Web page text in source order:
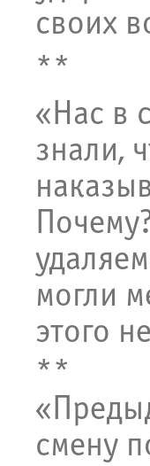
своих
**
«Нас в
знали,
могли
этого
**
смену